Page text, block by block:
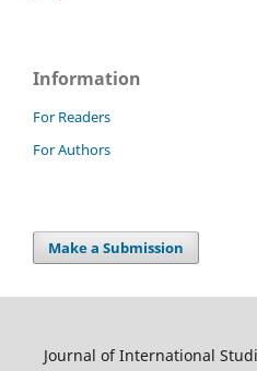
Information
For Readers
For Authors
Make a Submission
Journal of International